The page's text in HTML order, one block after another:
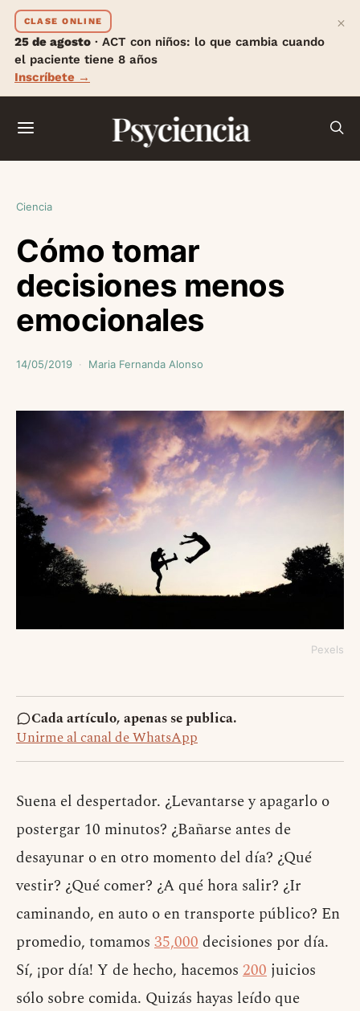
CLASE ONLINE
25 de agosto · ACT con niños: lo que cambia cuando
el paciente tiene 8 años
Inscríbete →
×
Psyciencia
Ciencia
Cómo tomar
decisiones menos
emocionales
14/05/2019 Maria Fernanda Alonso
Pexels
Cada artículo, apenas se publica.
Unirme al canal de WhatsApp
Suena el despertador. ¿Levantarse y apagarlo o
postergar 10 minutos? ¿Bañarse antes de
desayunar o en otro momento del día? ¿Qué
vestir? ¿Qué comer? ¿A qué hora salir? ¿Ir
caminando, en auto o en transporte público? En
promedio, tomamos 35,000decisiones por día.
Sí, ¡por día! Y de hecho, hacemos 200 juicios
sólo sobre comida. Quizás hayas leído que